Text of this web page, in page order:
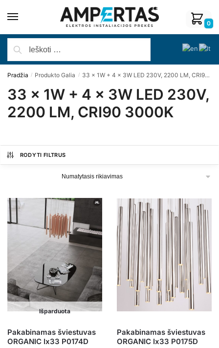
0
Pradžia / Produkto Galia / 33 x 1W + 4 x 3W LED 230V, 2200 LM, CRI90 3000K
33 x 1W + 4 x 3W LED 230V,
2200 LM, CRI90 3000K
RODYTI FILTRUS
Išparduota
Pakabinamas šviestuvas
ORGANIC Ix33 P0174D
Pakabinamas šviestuvas
ORGANIC Ix33 P0175D